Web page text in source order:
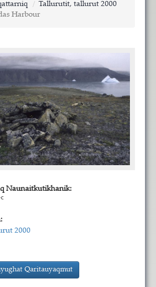
Tallurutit, tallurut 2000
Harbour
Naunaitkutikhanik:
2000
Qaritauyaqmut